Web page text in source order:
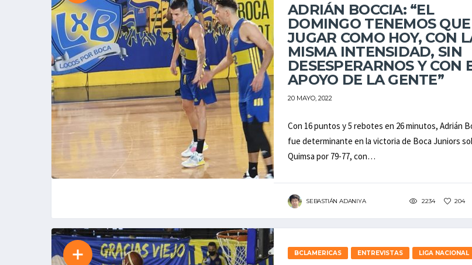
ADRIÁN BOCCIA: “EL
DOMINGO TENEMOS QUE
JUGAR COMO HOY, CON
MISMA INTENSIDAD, SIN
DESESPERARNOS Y CON
APOYO DE LA GENTE”
20 MAYO, 2022
Con 16 puntos y 5 rebotes en 26 minutos, Adrián
fue determinante en la victoria de Boca Juniors
Quimsa por 79-77, con…
SEBASTIÁN ADANIYA 2234 204
BCLAMERICAS ENTREVISTAS LIGA NACIONAL